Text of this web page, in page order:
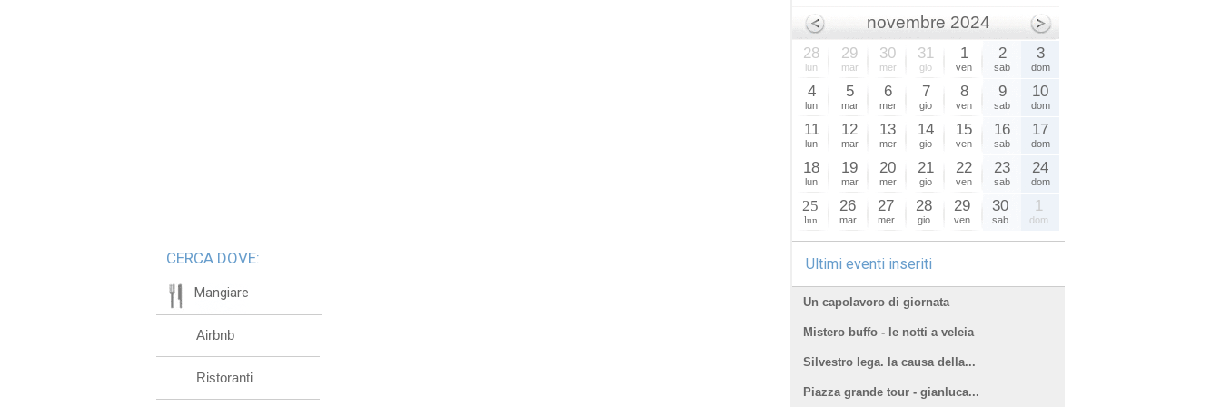
CERCA DOVE:
Mangiare
Airbnb
Ristoranti
novembre 2024
28
lun
29
mar
30
mer
31
gio
1
ven
2
sab
3
dom
4
lun
5
mar
6
mer
7
gio
8
ven
9
sab
10
dom
11
lun
12
mar
13
mer
14
gio
15
ven
16
sab
17
dom
18
lun
19
mar
20
mer
21
gio
22
ven
23
sab
24
dom
25
lun
26
mar
27
mer
28
gio
29
ven
30
sab
1
dom
Ultimi eventi inseriti
Un capolavoro di giornata
Mistero buffo - le notti a veleia
Silvestro lega. la causa della...
Piazza grande tour - gianluca...